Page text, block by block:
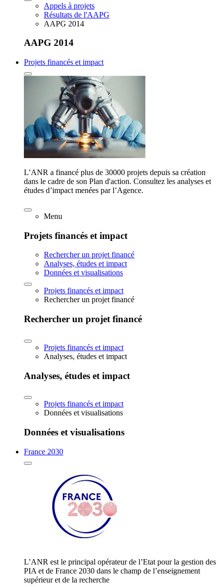
Appels à projets
Résultats de l'AAPG
AAPG 2014
AAPG 2014
Projets financés et impact
L’ANR a financé plus de 30000 projets depuis sa création
dans le cadre de son Plan d'action. Consultez les analyses et
études d’impact menées par l’Agence.
Menu
Projets financés et impact
Rechercher un projet financé
Analyses, études et impact
Données et visualisations
Projets financés et impact
Rechercher un projet financé
Rechercher un projet financé
Projets financés et impact
Analyses, études et impact
Analyses, études et impact
Projets financés et impact
Données et visualisations
Données et visualisations
France 2030
L’ANR est le principal opérateur de l’Etat pour la gestion des
PIA et de France 2030 dans le champ de l’enseignement
supérieur et de la recherche